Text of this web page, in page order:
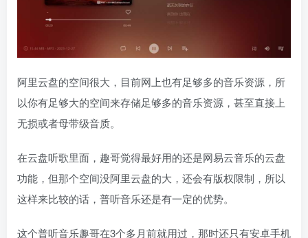
阿里云盘的空间很大，目前网上也有足够多的音乐资源，所
以你有足够大的空间来存储足够多的音乐资源，甚至直接上
无损或者母带级音质。
在云盘听歌里面，趣哥觉得最好用的还是网易云音乐的云盘
功能，但那个空间没阿里云盘的大，还会有版权限制，所以
这样来比较的话，普听音乐还是有一定的优势。
这个普听音乐趣哥在3个多月前就用过，那时还只有安卓手机